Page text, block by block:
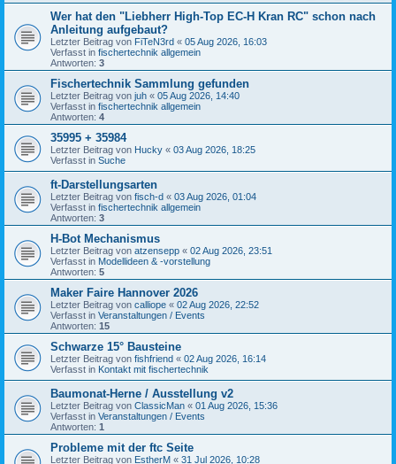
Wer hat den "Liebherr High-Top EC-H Kran RC" schon nach
Anleitung aufgebaut?
Letzter Beitrag von FiTeN3rd « 05 Aug 2026, 16:03
Verfasst in fischertechnik allgemein
Antworten: 3
Fischertechnik Sammlung gefunden
Letzter Beitrag von juh « 05 Aug 2026, 14:40
Verfasst in fischertechnik allgemein
Antworten: 4
35995 + 35984
Letzter Beitrag von Hucky « 03 Aug 2026, 18:25
Verfasst in Suche
ft-Darstellungsarten
Letzter Beitrag von fisch-d « 03 Aug 2026, 01:04
Verfasst in fischertechnik allgemein
Antworten: 3
H-Bot Mechanismus
Letzter Beitrag von atzensepp « 02 Aug 2026, 23:51
Verfasst in Modellideen & -vorstellung
Antworten: 5
Maker Faire Hannover 2026
Letzter Beitrag von calliope « 02 Aug 2026, 22:52
Verfasst in Veranstaltungen / Events
Antworten: 15
Schwarze 15° Bausteine
Letzter Beitrag von fishfriend « 02 Aug 2026, 16:14
Verfasst in Kontakt mit fischertechnik
Baumonat-Herne / Ausstellung v2
Letzter Beitrag von ClassicMan « 01 Aug 2026, 15:36
Verfasst in Veranstaltungen / Events
Antworten: 1
Probleme mit der ftc Seite
Letzter Beitrag von EstherM « 31 Jul 2026, 10:28